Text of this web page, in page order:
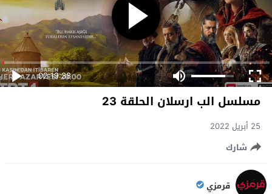
02:19:38
مسلسل الب ارسلان الحلقة 23
25 أبريل 2022
شارك
قرمزي